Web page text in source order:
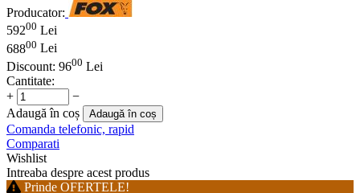
Producator:
59200 Lei
68800 Lei
Discount: 9600 Lei
Cantitate:
+
−
Adaugă în coș
Adaugă în coș
Comanda telefonic, rapid
Comparati
Wishlist
Intreaba despre acest produs
Prinde OFERTELE!